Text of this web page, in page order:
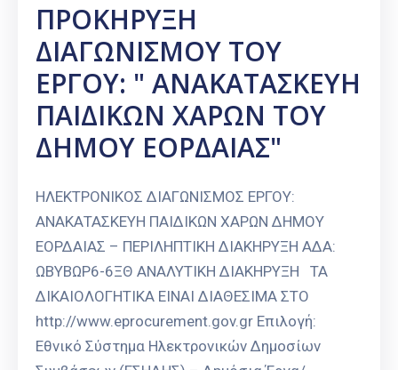
ΠΡΟΚΗΡΥΞΗ
ΔΙΑΓΩΝΙΣΜΟΥ ΤΟΥ
ΕΡΓΟΥ: " ΑΝΑΚΑΤΑΣΚΕΥΗ
ΠΑΙΔΙΚΩΝ ΧΑΡΩΝ ΤΟΥ
ΔΗΜΟΥ ΕΟΡΔΑΙΑΣ"
ΗΛΕΚΤΡΟΝΙΚΟΣ ΔΙΑΓΩΝΙΣΜΟΣ ΕΡΓΟΥ:
ΑΝΑΚΑΤΑΣΚΕΥΗ ΠΑΙΔΙΚΩΝ ΧΑΡΩΝ ΔΗΜΟΥ
ΕΟΡΔΑΙΑΣ – ΠΕΡΙΛΗΠΤΙΚΗ ΔΙΑΚΗΡΥΞΗ ΑΔΑ:
ΩΒΥΒΩΡ6-6ΞΘ ΑΝΑΛΥΤΙΚΗ ΔΙΑΚΗΡΥΞΗ ΤΑ
ΔΙΚΑΙΟΛΟΓΗΤΙΚΑ ΕΙΝΑΙ ΔΙΑΘΕΣΙΜΑ ΣΤΟ
http://www.eprocurement.gov.gr Επιλογή:
Εθνικό Σύστημα Ηλεκτρονικών Δημοσίων